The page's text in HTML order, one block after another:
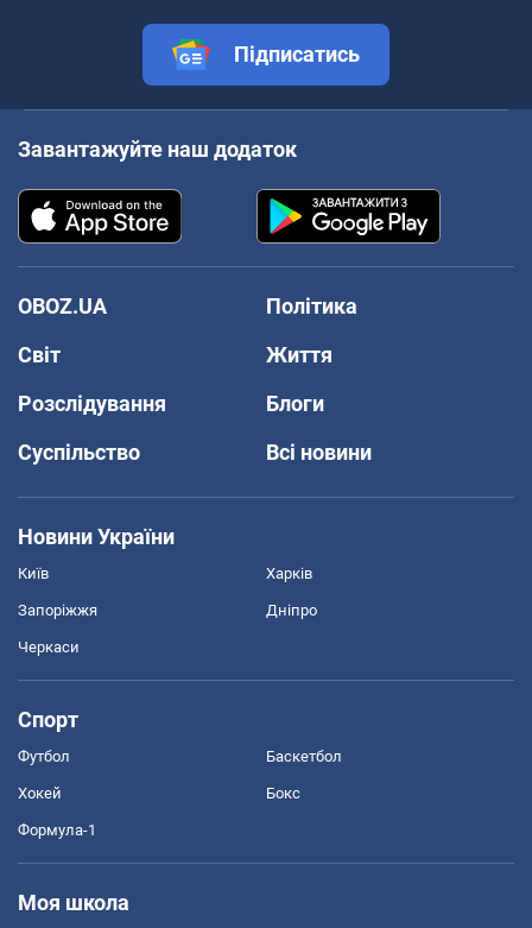
Підписатись
Завантажуйте наш додаток
OBOZ.UA
Політика
Світ
Життя
Розслідування
Блоги
Суспільство
Всі новини
Новини України
Київ Харків
Запоріжжя Дніпро
Черкаси
Спорт
Футбол Баскетбол
Хокей Бокс
Формула-1
Моя школа